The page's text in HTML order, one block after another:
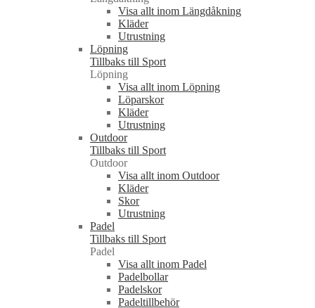
Visa allt inom Längdåkning
Kläder
Utrustning
Löpning
Tillbaks till Sport
Löpning
Visa allt inom Löpning
Löparskor
Kläder
Utrustning
Outdoor
Tillbaks till Sport
Outdoor
Visa allt inom Outdoor
Kläder
Skor
Utrustning
Padel
Tillbaks till Sport
Padel
Visa allt inom Padel
Padelbollar
Padelskor
Padeltillbehör